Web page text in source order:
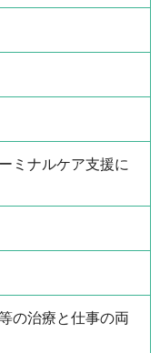
ミナルケア支援に
の治療と仕事の両